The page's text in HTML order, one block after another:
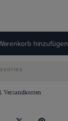
hinzufügen
Versandkosten